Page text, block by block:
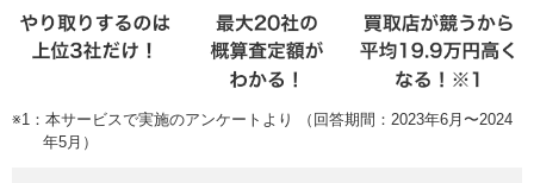
※1：本サービスで実施のアンケートより （回答期間：2023年6月〜2024
年5月）